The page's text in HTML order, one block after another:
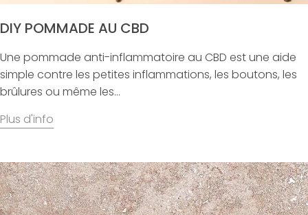
DIY POMMADE AU CBD
Une pommade anti-inflammatoire au CBD est une aide
simple contre les petites inflammations, les boutons, les
brûlures ou même les...